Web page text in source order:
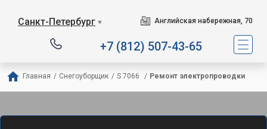
Санкт-Петербург ▼ Английская набережная, 70
+7 (812) 507-43-65
Главная / Снегоуборщик / S 7066 / Ремонт электропроводки